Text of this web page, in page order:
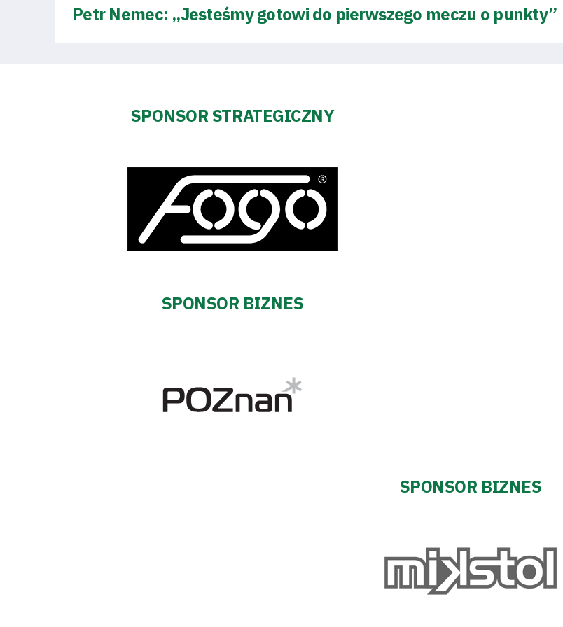
Regulaminy
#WARTOpobrać
transakcyjnych
Petr Nemec: „Jesteśmy gotowi do pierwszego meczu o punkty”
SPONSOR STRATEGICZNY
SPONSOR BIZNES
SPONSOR BIZNES